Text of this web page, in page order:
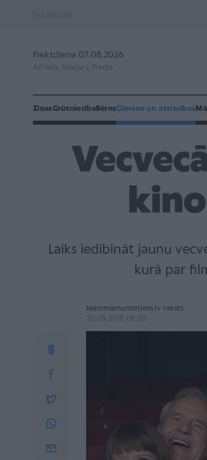
Piektdiena 07.08.2026
Alfrēds, Madars, Fredis
ZiņasGrūtniecībaBērnsĢimene un attiecības
Laiks iedibināt jaunu
kurā par
Mammamuntetiem.lv raksts
20.08.2018 08:20